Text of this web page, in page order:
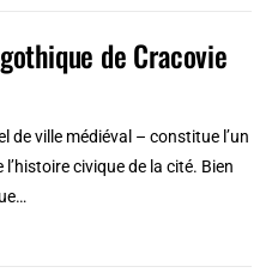
de Cracovie
de ville médiéval – constitue l’un
civique de la cité. Bien